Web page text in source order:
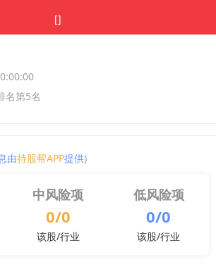
[]
名第5名
由持股帮APP提供)
中风险项
0/0
该股/行业
低风险项
0/0
该股/行业